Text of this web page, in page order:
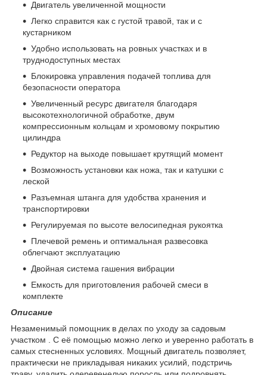
Двигатель увеличенной мощности
Легко справится как с густой травой, так и с
кустарником
Удобно использовать на ровных участках и в
труднодоступных местах
Блокировка управления подачей топлива для
безопасности оператора
Увеличенный ресурс двигателя благодаря
высокотехнологичной обработке, двум
компрессионным кольцам и хромовому покрытию
цилиндра
Редуктор на выходе повышает крутящий момент
Возможность установки как ножа, так и катушки с
леской
Разъемная штанга для удобства хранения и
транспортировки
Регулируемая по высоте велосипедная рукоятка
Плечевой ремень и оптимальная развесовка
облегчают эксплуатацию
Двойная система гашения вибрации
Емкость для приготовления рабочей смеси в
комплекте
Описание
Незаменимый помощник в делах по уходу за садовым
участком . С её помощью можно легко и уверенно работать в
самых стесненных условиях. Мощный двигатель позволяет,
практически не прикладывая никаких усилий, подстричь